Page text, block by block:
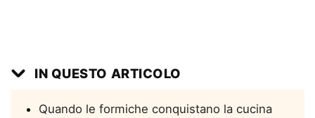
IN QUESTO ARTICOLO
Quando le formiche conquistano la cucina